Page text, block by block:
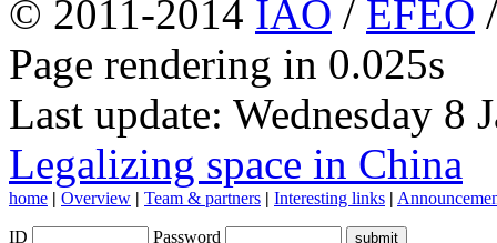
© 2011-2014 IAO / EFEO
Page rendering in 0.025s
Last update: Wednesday 8
Legalizing space in China
home | Overview | Team & partners | Interesting links |
ID Password